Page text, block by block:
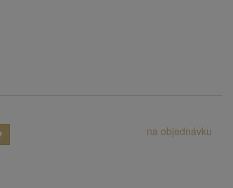
na objednávku